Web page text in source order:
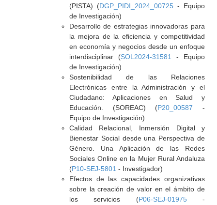
(PISTA) (DGP_PIDI_2024_00725- Equipo
de Investigación)
Desarrollo de estrategias innovadoras para
la mejora de la eficiencia y competitividad
en economía y negocios desde un enfoque
interdisciplinar (SOL2024-31581
- Equipo
de Investigación)
Sostenibilidad de las Relaciones
Electrónicas entre la Administración y el
Ciudadano: Aplicaciones en Salud y
Educación. (SOREAC) (P20_00587 -
Equipo de Investigación)
Calidad Relacional, Inmersión Digital y
Bienestar Social desde una Perspectiva de
Género. Una Aplicación de las Redes
Sociales Online en la Mujer Rural Andaluza
(P10-SEJ-5801 - Investigador)
Efectos de las capacidades organizativas
sobre la creación de valor en el ámbito de
los servicios (P06-SEJ-01975-